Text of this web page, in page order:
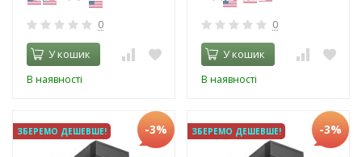
0
У кошик
В наявності
0
У кошик
В наявності
ЗБЕРЕМО ДЕШЕВШЕ! -3% ЗБЕРЕМО ДЕШЕВШЕ! -3%